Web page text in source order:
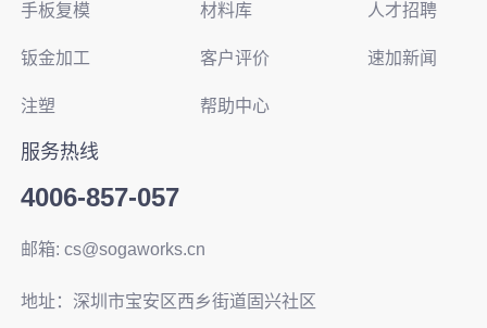
手板复模
钣金加工
注塑
材料库
客户评价
帮助中心
人才招聘
速加新闻
服务热线
4006-857-057
邮箱: cs@sogaworks.cn
地址：深圳市宝安区西乡街道固兴社区